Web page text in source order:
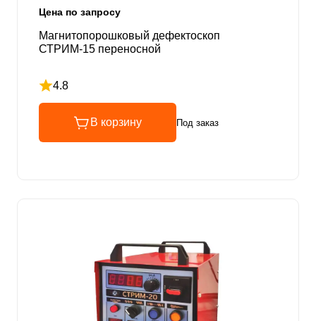
Цена по запросу
Магнитопорошковый дефектоскоп
СТРИМ-15 переносной
4.8
Рейтинг 4.8 из 5
В корзину Под заказ